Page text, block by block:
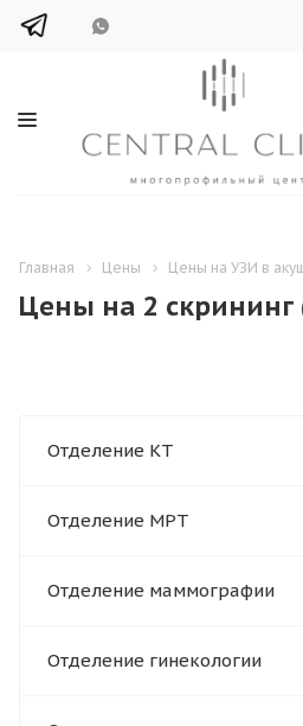
Главная Цены Цены на УЗИ в
Цены на 2 скрининг
Отделение КТ
Отделение МРТ
Отделение маммографии
Отделение гинекологии